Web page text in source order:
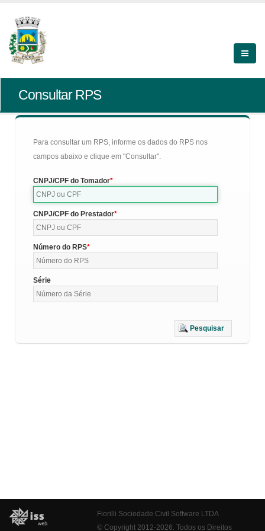
Consultar RPS
Para consultar um RPS, informe os dados do RPS nos
campos abaixo e clique em "Consultar".
CNPJ/CPF do Tomador
CNPJ/CPF do Prestador
Número do RPS
Série
Pesquisar
Fiorilli Sociedade Civil Software LTDA
© Copyright 2012-2026. Todos os Direitos